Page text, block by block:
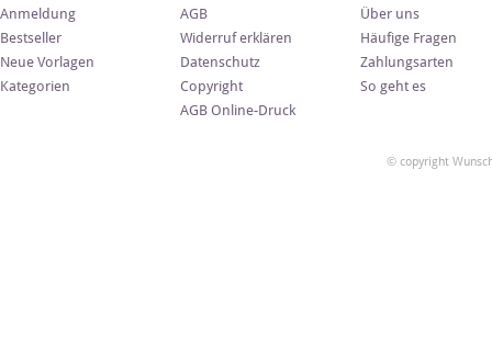
Anmeldung
Bestseller
Neue Vorlagen
Kategorien
AGB
Widerruf erklären
Datenschutz
Copyright
AGB Online-Druck
Über uns
Häufige Fragen
Zahlungsarten
So geht es
© copyright